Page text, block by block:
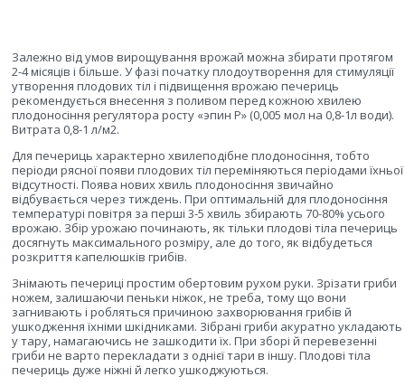
Залежно від умов вирощування врожай можна збирати протягом
2-4 місяців і більше. У фазі початку плодоутворення для стимуляції
утворення плодових тіл і підвищення врожаю печериць
рекомендується внесення з поливом перед кожною хвилею
плодоносіння регулятора росту «эпин Р» (0,005 мол на 0,8-1л води).
Витрата 0,8-1 л/м2.
Для печериць характерно хвилеподібне плодоносіння, тобто
періоди рясної появи плодових тіл переміняються періодами їхньої
відсутності. Поява нових хвиль плодоносіння звичайно
відбувається через тиждень. При оптимальній для плодоносіння
температурі повітря за перші 3-5 хвиль збирають 70-80% усього
врожаю. Збір урожаю починають, як тільки плодові тіла печериць
досягнуть максимального розміру, але до того, як відбудеться
розкриття капелюшків грибів.
Знімають печериці простим обертовим рухом руки. Зрізати гриби
ножем, залишаючи пеньки ніжок, не треба, тому що вони
загнивають і робляться причиною захворювання грибів й
ушкодження їхніми шкідниками. Зібрані гриби акуратно укладають
у тару, намагаючись не зашкодити їх. При зборі й перевезенні
гриби не варто перекладати з однієї тари в іншу. Плодові тіла
печериць дуже ніжні й легко ушкоджуються.